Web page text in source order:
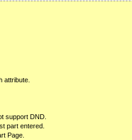
attribute.
support DND.
part entered.
Page.